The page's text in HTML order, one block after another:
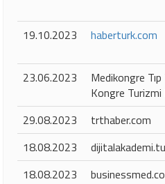
19.10.2023
haberturk.com
23.06.2023
Medikongre Tıp
Kongre Turizmi
29.08.2023 trthaber.com
18.08.2023
18.08.2023